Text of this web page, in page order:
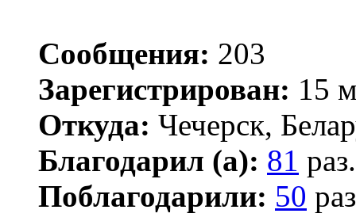
Сообщения: 203
Зарегистрирован: 15
Откуда: Чечерск,
Благодарил (а): 81 раз.
Поблагодарили: 50